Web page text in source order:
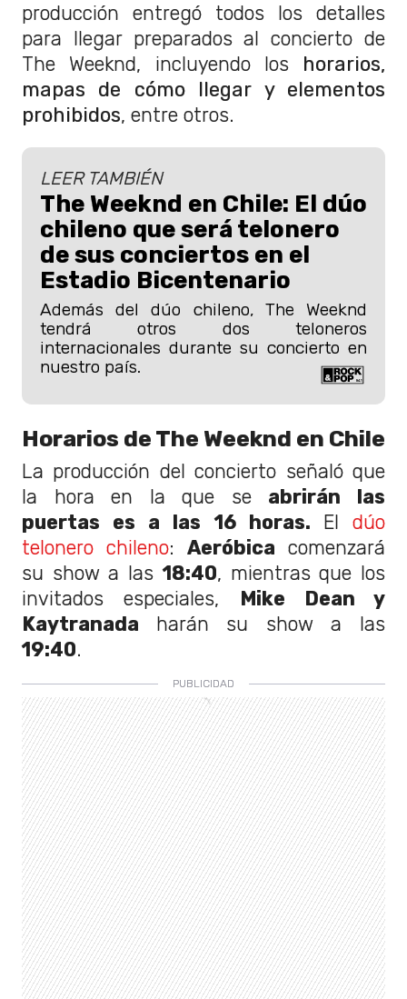
producción entregó todos los detalles
para llegar preparados al concierto de
The Weeknd, incluyendo los horarios,
mapas de cómo llegar y elementos
prohibidos, entre otros.
LEER TAMBIÉN
The Weeknd en Chile: El dúo
chileno que será telonero
de sus conciertos en el
Estadio Bicentenario
Además del dúo chileno, The Weeknd
tendrá otros dos teloneros
internacionales durante su concierto en
nuestro país.
Horarios de The Weeknd en Chile
La producción del concierto señaló que
la hora en la que se abrirán las
puertas es a las 16 horas. Eldúo
telonero chileno: Aeróbica comenzará
su show a las18:40, mientras que los
invitados especiales, Mike Dean y
Kaytranada harán su show a las
19:40.